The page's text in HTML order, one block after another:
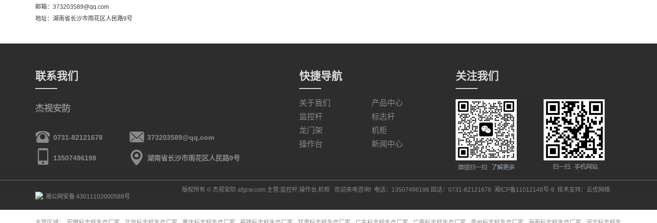
邮箱：373203589@qq.com
地址：湖南省长沙市雨花区人民路9号
联系我们
杰视安防
0731-82121678 373203589@qq.com
13507496198 湖南省长沙市雨花区人民路9号
快捷导航
关于我们
产品中心
监控杆
标志杆
龙门架
机柜
操作台
新闻中心
关注我们
版权所有 © 杰视安防 afgcw.com 主营:监控杆,操作台,机柜
湘公网安备 43011102000589号
欢迎来电咨询! 电话：13507496198 固话：0731-82121678 湘ICP备11012148号-9 技术支持： 云优网络